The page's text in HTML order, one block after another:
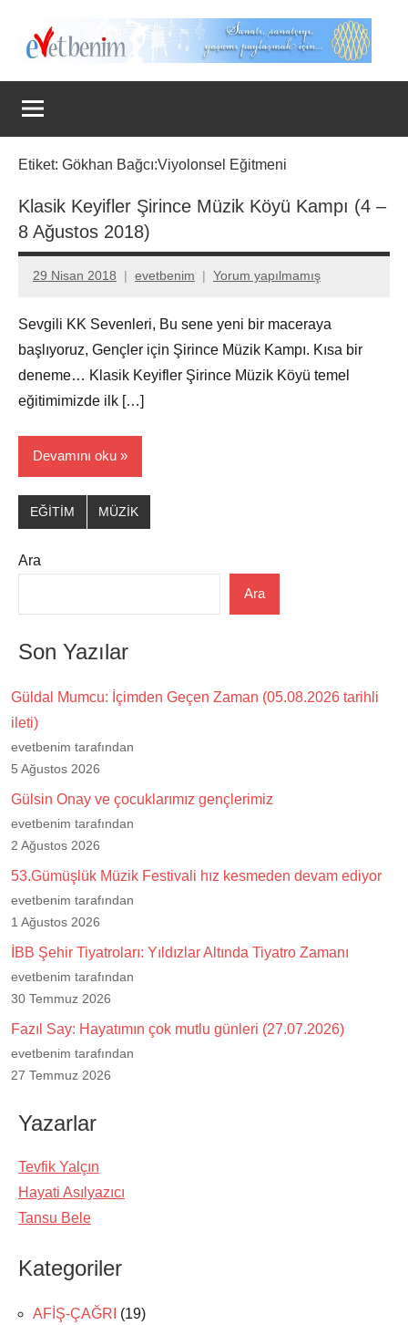
Evet
Benim
Etiket: Gökhan Bağcı:Viyolonsel Eğitmeni
Klasik Keyifler Şirince Müzik Köyü Kampı (4 –
8 Ağustos 2018)
29 Nisan 2018 evetbenim Yorum yapılmamış
Sevgili KK Sevenleri, Bu sene yeni bir maceraya
başlıyoruz, Gençler için Şirince Müzik Kampı. Kısa bir
deneme… Klasik Keyifler Şirince Müzik Köyü temel
eğitimimizde ilk […]
Devamını oku
EĞİTİM MÜZİK
Ara
Ara
Son Yazılar
Güldal Mumcu: İçimden Geçen Zaman (05.08.2026 tarihli
ileti)
evetbenim tarafından
5 Ağustos 2026
Gülsin Onay ve çocuklarımız gençlerimiz
evetbenim tarafından
2 Ağustos 2026
53.Gümüşlük Müzik Festivali hız kesmeden devam ediyor
evetbenim tarafından
1 Ağustos 2026
İBB Şehir Tiyatroları: Yıldızlar Altında Tiyatro Zamanı
evetbenim tarafından
30 Temmuz 2026
Fazıl Say: Hayatımın çok mutlu günleri (27.07.2026)
evetbenim tarafından
27 Temmuz 2026
Yazarlar
Tevfik Yalçın
Hayati Asılyazıcı
Tansu Bele
Kategoriler
AFİŞ-ÇAĞRI (19)